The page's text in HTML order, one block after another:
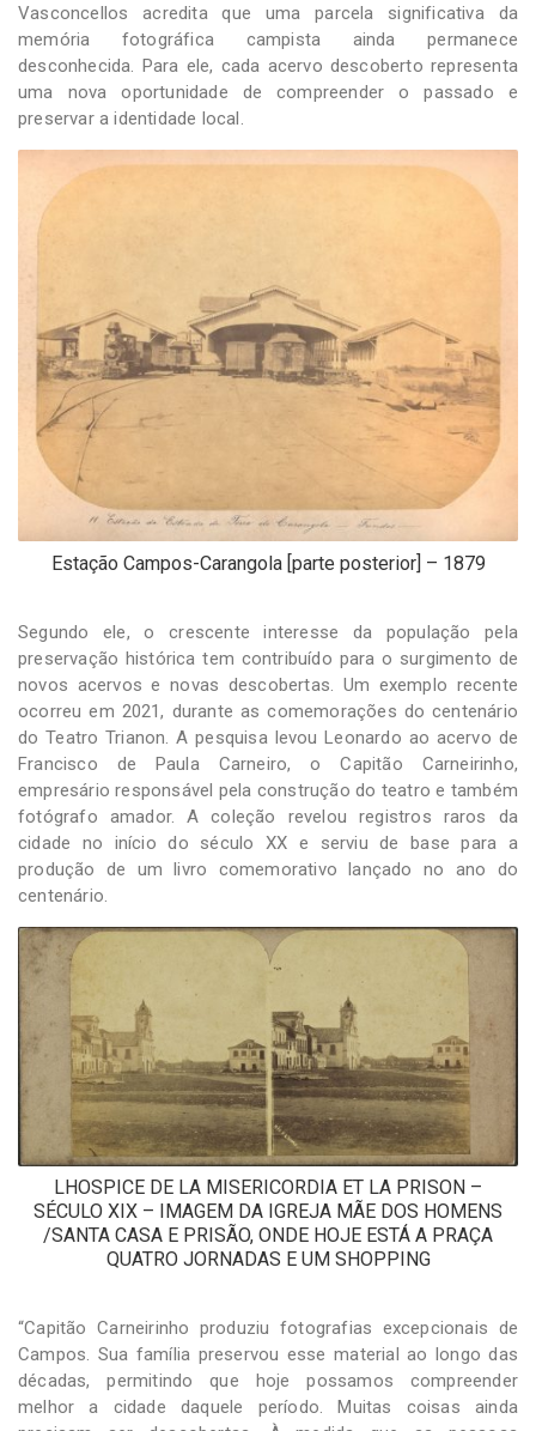
Vasconcellos acredita que uma parcela significativa da
memória fotográfica campista ainda permanece
desconhecida. Para ele, cada acervo descoberto representa
uma nova oportunidade de compreender o passado e
preservar a identidade local.
Estação Campos-Carangola [parte posterior] – 1879
Segundo ele, o crescente interesse da população pela
preservação histórica tem contribuído para o surgimento de
novos acervos e novas descobertas. Um exemplo recente
ocorreu em 2021, durante as comemorações do centenário
do Teatro Trianon. A pesquisa levou Leonardo ao acervo de
Francisco de Paula Carneiro, o Capitão Carneirinho,
empresário responsável pela construção do teatro e também
fotógrafo amador. A coleção revelou registros raros da
cidade no início do século XX e serviu de base para a
produção de um livro comemorativo lançado no ano do
centenário.
LHOSPICE DE LA MISERICORDIA ET LA PRISON –
SÉCULO XIX – IMAGEM DA IGREJA MÃE DOS HOMENS
/SANTA CASA E PRISÃO, ONDE HOJE ESTÁ A PRAÇA
QUATRO JORNADAS E UM SHOPPING
“Capitão Carneirinho produziu fotografias excepcionais de
Campos. Sua família preservou esse material ao longo das
décadas, permitindo que hoje possamos compreender
melhor a cidade daquele período. Muitas coisas ainda